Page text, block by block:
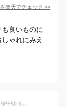
楽天でチェック >>
良いものに
ゃれにみえ
AT アスタリフト パーフェクトUVプロテクター SPF50 30g UVケア 化粧下地 日焼け止め ベースメイク 紫外線対策 フェイスケア コスメ スキンケア 保湿 美容下地 敏感肌 顔用 毎日ケア 富士フイルム